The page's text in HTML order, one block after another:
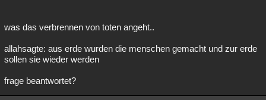
was das verbrennen von toten angeht..
allahsagte: aus erde wurden die menschen gemacht und zur erde
sollen sie wieder werden
frage beantwortet?